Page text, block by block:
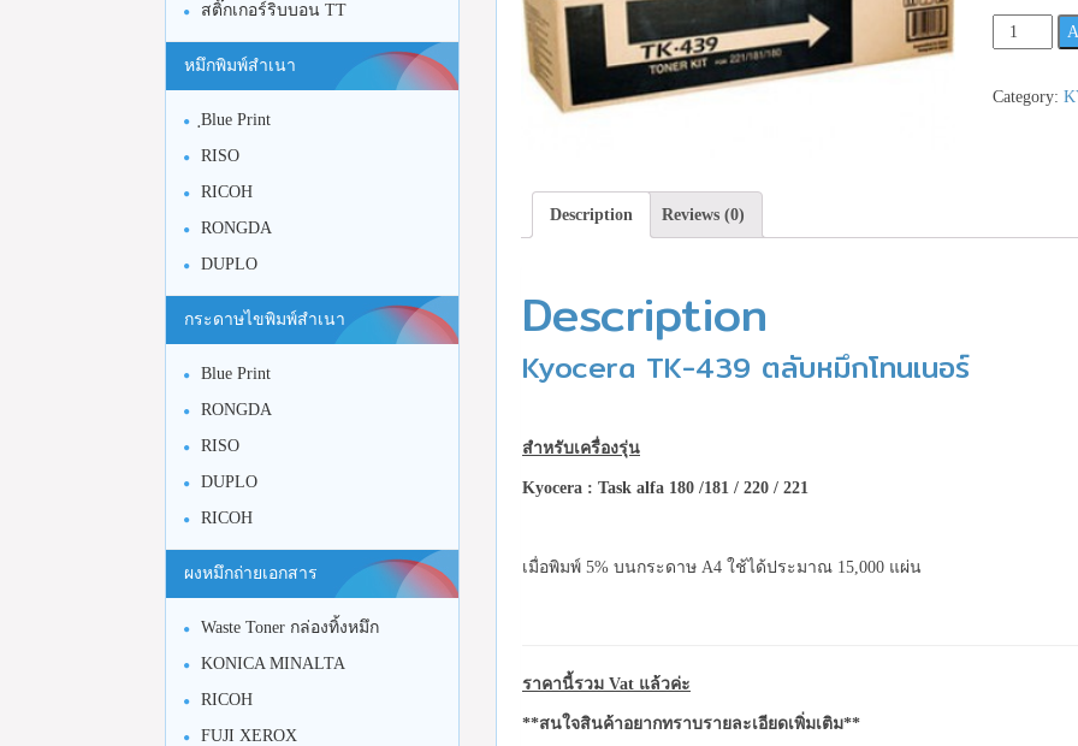
Kyocera
TK-
ตลับ
Category:
Description Reviews (0)
Description
Kyocera TK-439 ตลับหมึกโทนเนอร์
สำหรับเครื่องรุ่น
Kyocera : Task alfa 180 /181 / 220 / 221
เมื่อพิมพ์ 5% บนกระดาษ A4 ใช้ได้ประมาณ 15,000 แผ่น
ราคานี้รวม Vat แล้วค่ะ
**สนใจสินค้าอยากทราบรายละเอียดเพิ่มเติม**
สติ๊กเกอร์ริบบอน TT
หมึกพิมพ์สำเนา
ฺBlue Print
RISO
RICOH
RONGDA
DUPLO
กระดาษไขพิมพ์สำเนา
Blue Print
RONGDA
RISO
DUPLO
RICOH
ผงหมึกถ่ายเอกสาร
Waste Toner กล่องทิ้งหมึก
KONICA MINALTA
RICOH
FUJI XEROX